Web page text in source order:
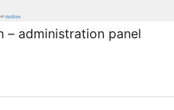
– administration panel